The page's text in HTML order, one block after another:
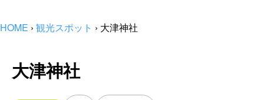
HOME › 観光スポット › 大津神社
大津神社